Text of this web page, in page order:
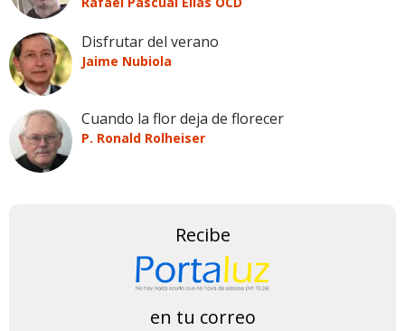
Disfrutar del verano
Jaime Nubiola
Cuando la flor deja de florecer
P. Ronald Rolheiser
Recibe
en tu correo